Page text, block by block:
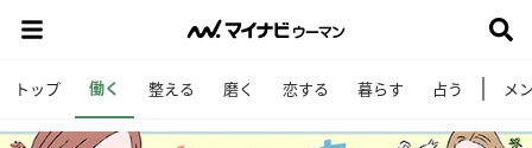
トップ 働く 整える 磨く 恋する 暮らす 占う メ